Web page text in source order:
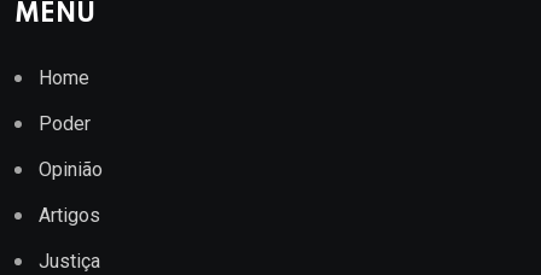
MENU
Home
Poder
Opinião
Artigos
Justiça